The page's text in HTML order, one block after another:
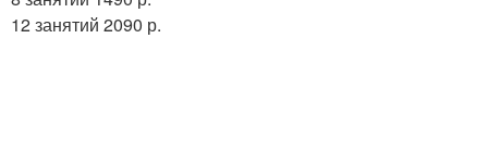
12 занятий 2090 р.